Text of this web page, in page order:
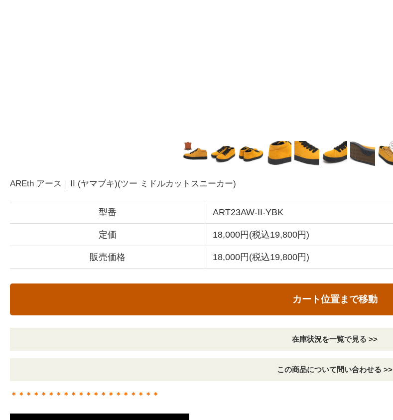
AREth アース｜II (ヤマブキ)(ツー ミドルカットスニーカー)
型番 ART23AW-II-YBK
定価 18,000円(税込19,800円)
販売価格 18,000円(税込19,800円)
カート位置まで移動
在庫状況を一覧で見る >>
この商品について問い合わせる >>
＊＊＊＊＊＊＊＊＊＊＊＊＊＊＊＊＊＊＊＊